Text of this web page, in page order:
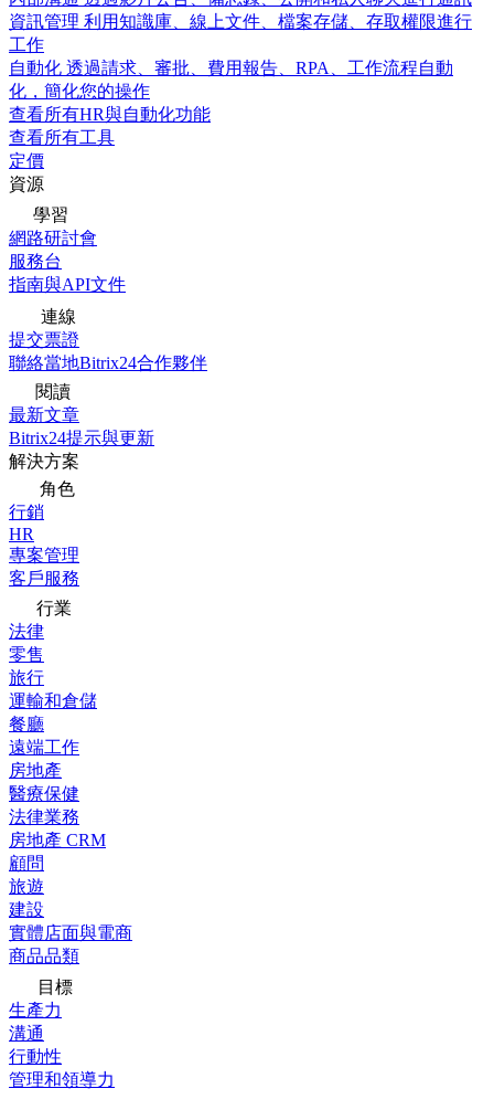
資訊管理 利用知識庫、線上文件、檔案存儲、存取權限進行
工作
自動化 透過請求、審批、費用報告、RPA、工作流程自動
化，簡化您的操作
查看所有HR與自動化功能
查看所有工具
定價
資源
學習
網路研討會
服務台
指南與API文件
連線
提交票證
聯絡當地Bitrix24合作夥伴
閱讀
最新文章
Bitrix24提示與更新
解決方案
角色
行銷
HR
專案管理
客戶服務
行業
法律
零售
旅行
運輸和倉儲
餐廳
遠端工作
房地產
醫療保健
法律業務
房地產 CRM
顧問
旅遊
建設
實體店面與電商
商品品類
目標
生產力
溝通
行動性
管理和領導力